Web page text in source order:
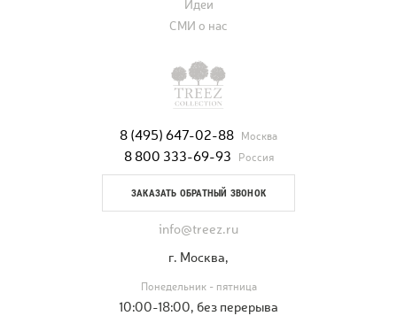
8 (495) 647-02-88 Москва
8 800 333-69-93 Россия
ЗАКАЗАТЬ ОБРАТНЫЙ ЗВОНОК
info@treez.ru
г. Москва,
Понедельник - пятница
10:00-18:00, без перерыва
Идеи
СМИ о нас